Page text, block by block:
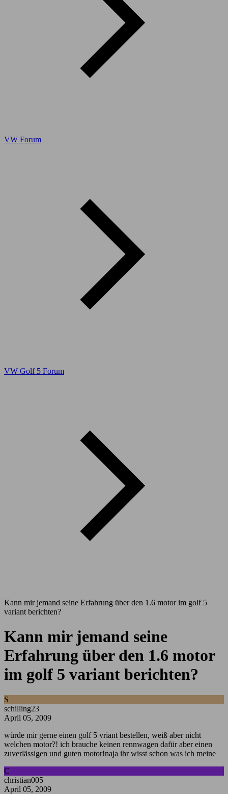
VW Forum
VW Golf 5 Forum
Kann mir jemand seine Erfahrung über den 1.6 motor im golf 5
variant berichten?
Kann mir jemand seine
Erfahrung über den 1.6 motor
im golf 5 variant berichten?
S
schilling23
April 05, 2009
würde mir gerne einen golf 5 vriant bestellen, weiß aber nicht
welchen motor?! ich brauche keinen rennwagen dafür aber einen
zuverlässigen und guten motor!naja ihr wisst schon was ich meine
C
christian005
April 05, 2009